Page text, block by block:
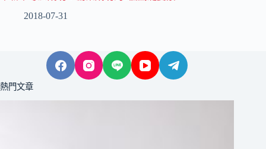
2018-07-31
熱門文章